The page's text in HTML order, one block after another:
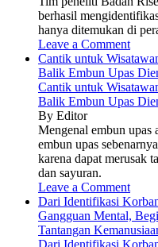
berhasil
hanya ditemukan di
Leave a Comment
Cantik untuk
Balik Embun Upas
Cantik untuk
Balik Embun Upas
By Editor
Mengenal embun upas
embun upas
karena dapat merusak
dan sayuran.
Leave a Comment
Dari Identifikasi
Gangguan Mental,
Tantangan
Dari Identifikasi